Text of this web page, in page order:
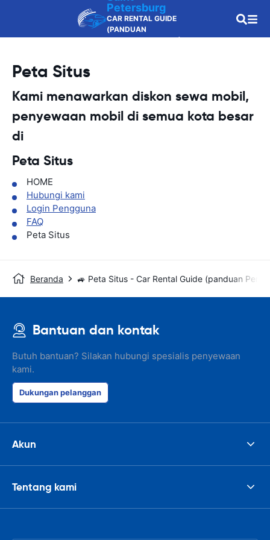
Petersburg
CAR RENTAL GUIDE
(PANDUAN
PENYEWAAN MOBIL)
Peta Situs
Kami menawarkan diskon sewa mobil,
penyewaan mobil di semua kota besar
di
Peta Situs
HOME
Hubungi kami
Login Pengguna
FAQ
Peta Situs
Beranda 🚙 Peta Situs - Car Rental Guide (panduan
Bantuan dan kontak
Butuh bantuan? Silakan hubungi spesialis penyewaan
kami.
Dukungan pelanggan
Akun
Tentang kami